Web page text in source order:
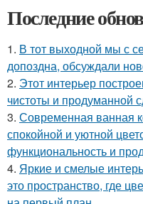
Последние
1. В тот выходной мы с
допоздна, обсуждали
2. Этот интерьер
чистоты и продуманной
3. Современная ванная
спокойной и уютной
функциональность и
4. Яркие и смелые
это пространство, где